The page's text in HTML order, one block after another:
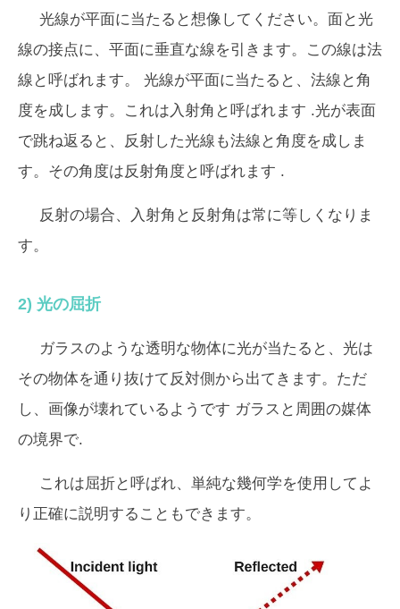
光線が平面に当たると想像してください。面と光
線の接点に、平面に垂直な線を引きます。この線は法
線と呼ばれます。 光線が平面に当たると、法線と角
度を成します。これは入射角 と呼ばれます .光が表面
で跳ね返ると、反射した光線も法線と角度を成しま
す。その角度は反射角度 と呼ばれます .
反射の場合、入射角と反射角は常に等しくなりま
す。
2) 光の屈折
ガラスのような透明な物体に光が当たると、光は
その物体を通り抜けて反対側から出てきます。ただ
し、画像が壊れているようです ガラスと周囲の媒体
の境界で.
これは屈折と呼ばれ、単純な幾何学を使用してよ
り正確に説明することもできます。